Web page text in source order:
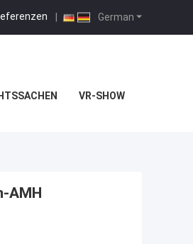
German
|
VR-SHOW
AMH